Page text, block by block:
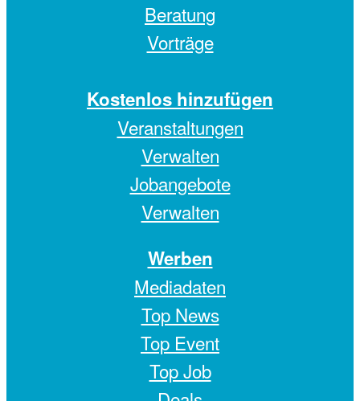
Beratung
Vorträge
Kostenlos hinzufügen
Veranstaltungen
Verwalten
Jobangebote
Verwalten
Werben
Mediadaten
Top News
Top Event
Top Job